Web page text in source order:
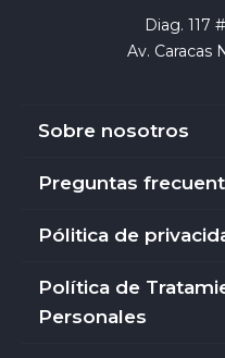
Diag. 117
Av. Caracas
Sobre nosotros
Preguntas
Pólitica de
Política de
Personales